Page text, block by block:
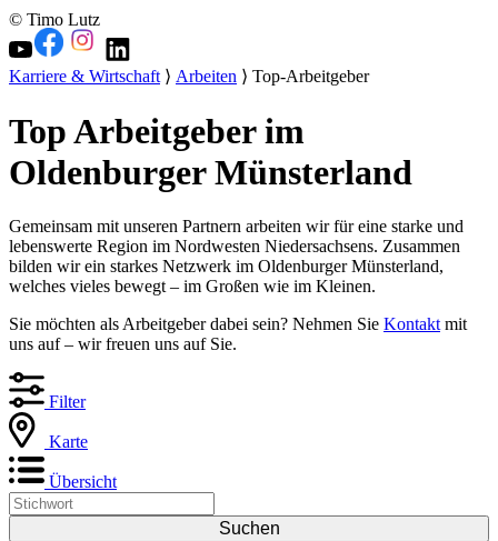
© Timo Lutz
Karriere & Wirtschaft⟩ Arbeiten ⟩ Top-Arbeitgeber
Top Arbeitgeber im
Oldenburger Münsterland
Gemeinsam mit unseren Partnern arbeiten wir für eine starke und
lebenswerte Region im Nordwesten Niedersachsens. Zusammen
bilden wir ein starkes Netzwerk im Oldenburger Münsterland,
welches vieles bewegt – im Großen wie im Kleinen.
Sie möchten als Arbeitgeber dabei sein? Nehmen Sie Kontakt mit
uns auf – wir freuen uns auf Sie.
Filter
Karte
Übersicht